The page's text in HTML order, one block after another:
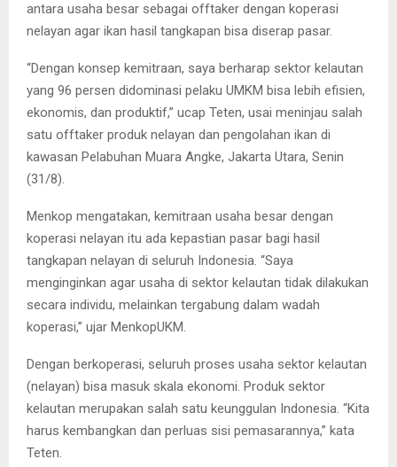
antara usaha besar sebagai offtaker dengan koperasi
nelayan agar ikan hasil tangkapan bisa diserap pasar.
“Dengan konsep kemitraan, saya berharap sektor kelautan
yang 96 persen didominasi pelaku UMKM bisa lebih efisien,
ekonomis, dan produktif,” ucap Teten, usai meninjau salah
satu offtaker produk nelayan dan pengolahan ikan di
kawasan Pelabuhan Muara Angke, Jakarta Utara, Senin
(31/8).
Menkop mengatakan, kemitraan usaha besar dengan
koperasi nelayan itu ada kepastian pasar bagi hasil
tangkapan nelayan di seluruh Indonesia. “Saya
menginginkan agar usaha di sektor kelautan tidak dilakukan
secara individu, melainkan tergabung dalam wadah
koperasi,” ujar MenkopUKM.
Dengan berkoperasi, seluruh proses usaha sektor kelautan
(nelayan) bisa masuk skala ekonomi. Produk sektor
kelautan merupakan salah satu keunggulan Indonesia. “Kita
harus kembangkan dan perluas sisi pemasarannya,” kata
Teten.